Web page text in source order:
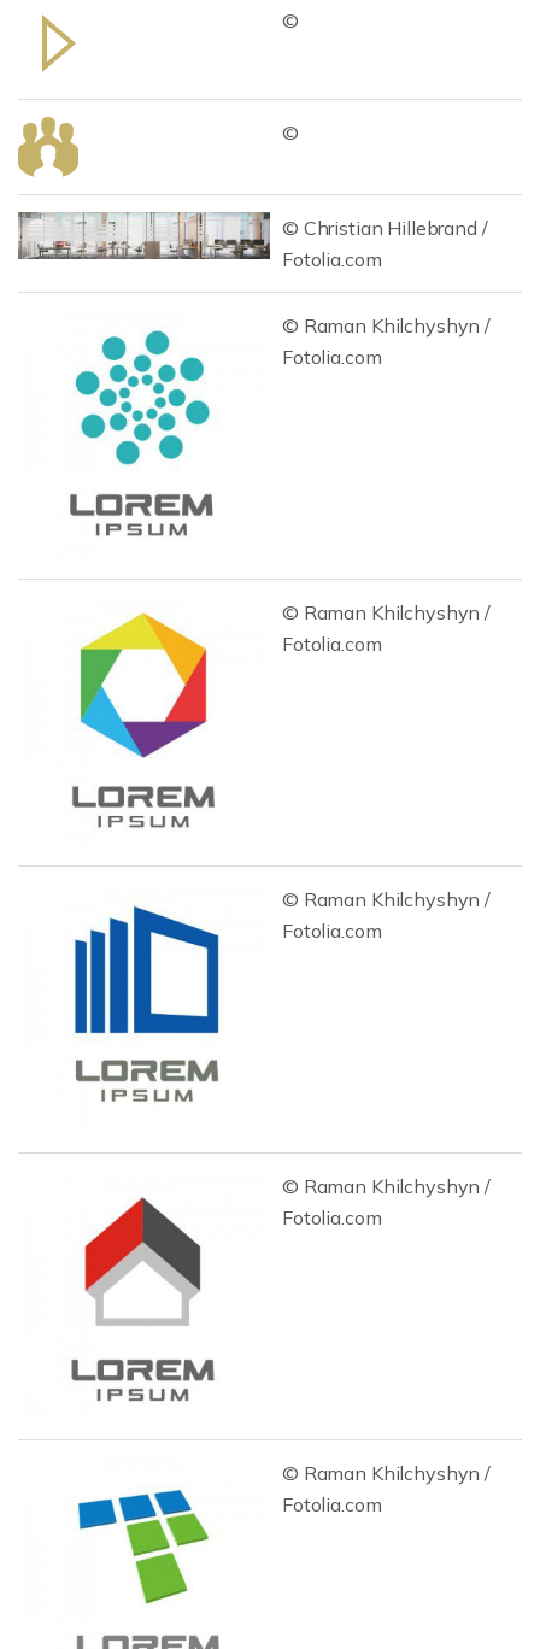
©
©
© Christian Hillebrand /
Fotolia.com
© Raman Khilchyshyn /
Fotolia.com
© Raman Khilchyshyn /
Fotolia.com
© Raman Khilchyshyn /
Fotolia.com
© Raman Khilchyshyn /
Fotolia.com
© Raman Khilchyshyn /
Fotolia.com